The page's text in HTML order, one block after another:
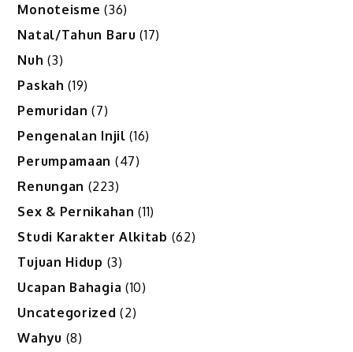
Monoteisme (36)
Natal/Tahun Baru (17)
Nuh (3)
Paskah (19)
Pemuridan (7)
Pengenalan Injil (16)
Perumpamaan (47)
Renungan (223)
Sex & Pernikahan (11)
Studi Karakter Alkitab (62)
Tujuan Hidup (3)
Ucapan Bahagia (10)
Uncategorized (2)
Wahyu (8)